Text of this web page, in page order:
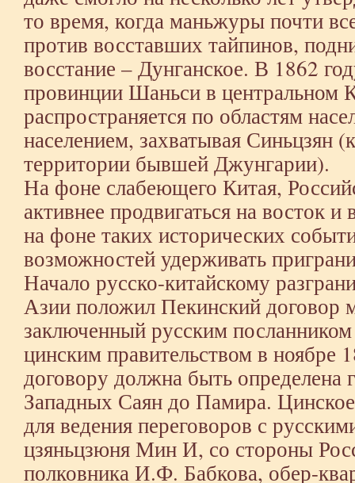
то время, когда маньжуры почти
против восставших тайпинов,
восстание – Дунганское. В 1862
провинции Шаньси в центральном
распространяется по областям
населением, захватывая Синьцзян
территории бывшей Джунгарии).
На фоне слабеющего Китая,
активнее продвигаться на
на фоне таких исторических
возможностей удерживать
Начало русско-китайскому
Азии положил Пекинский договор
заключенный русским
цинским правительством в ноябре
договору должна быть определена
Западных Саян до Памира. Цинское
для ведения переговоров с
цзяньцзюня Мин И, со стороны
полковника И.Ф. Бабкова, обер-